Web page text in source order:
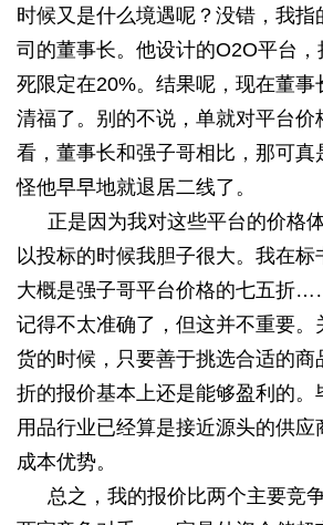
时候又是什么境遇呢？没错，我指
司的董事长。他设计的O2O平台，
死限定在20%。结果呢，现在董
清福了。别的不说，单就对平台价
看，董事长和强子哥相比，那可真
怪他早早地就退居二线了。
正是因为我对这些平台的价格
以投标的时候我胆子很大。我在标
大概是强子哥平台价格的七五折
记得不太准确了，但这并不重要。
货的时候，只要善于挑选合适的商
折的报价基本上还是能够盈利的。
用品行业已经算是接近源头的供应
成本优势。
总之，我的报价比两个主要竞